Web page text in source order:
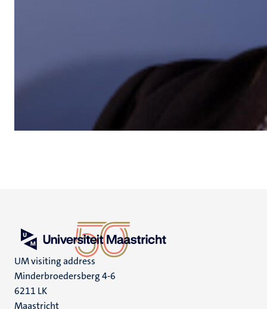
UM visiting address
Minderbroedersberg 4-6
6211 LK
Maastricht